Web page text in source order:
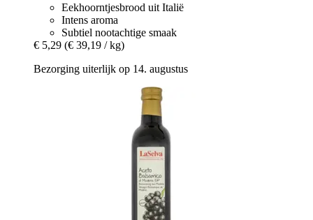
Eekhoorntjesbrood uit Italië
Intens aroma
Subtiel nootachtige smaak
€ 5,29 (€ 39,19 / kg)
Bezorging uiterlijk op 14. augustus